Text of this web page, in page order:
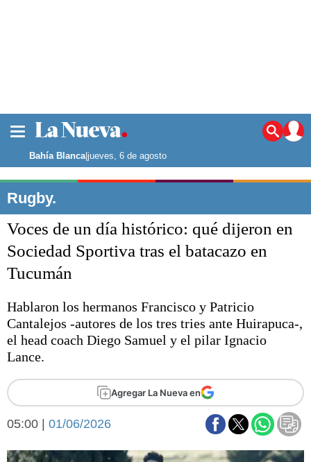
Noticias
La ciudad
Punta Alta
El mundo
Seguridad
Liga del Sur
Básquetbol
Fútbol
Arte y cultura
Cines
Economía y campo
Economía y finanzas
Con el campo
Espacio empresas
Bahía Blanca|jueves, 6 de agosto
Rugby.
Voces de un día histórico: qué dijeron en
Sociedad Sportiva tras el batacazo en
Tucumán
Hablaron los hermanos Francisco y Patricio
Cantalejos -autores de los tres tries ante Huirapuca-,
el head coach Diego Samuel y el pilar Ignacio
Lance.
Agregar La Nueva en
05:00 | 01/06/2026